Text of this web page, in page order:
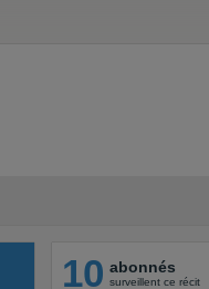
10 abonnés
surveillent ce récit